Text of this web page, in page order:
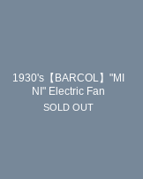
1930's【BARCOL】"MI
NI" Electric Fan
SOLD OUT